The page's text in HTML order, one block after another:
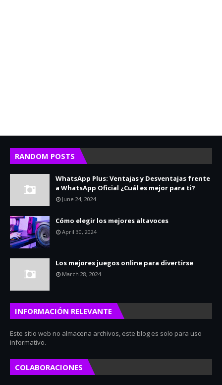
RANDOM POSTS
WhatsApp Plus: Ventajas y Desventajas frente
a WhatsApp Oficial ¿Cuál es mejor para ti?
June 24, 2024
Cómo elegir los mejores altavoces
April 30, 2024
Los mejores juegos online para divertirse
March 28, 2024
INFORMACIÓN RELEVANTE
Este sitio web no almacena archivos, este blog es solo para uso
informativo.
COLABORACIONES